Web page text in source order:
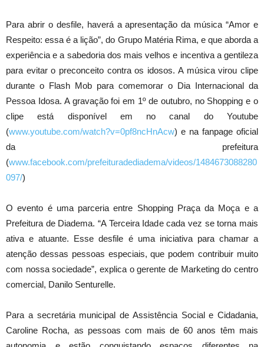
Para abrir o desfile, haverá a apresentação da música “Amor e
Respeito: essa é a lição”, do Grupo Matéria Rima, e que aborda a
experiência e a sabedoria dos mais velhos e incentiva a gentileza
para evitar o preconceito contra os idosos. A música virou clipe
durante o Flash Mob para comemorar o Dia Internacional da
Pessoa Idosa. A gravação foi em 1º de outubro, no Shopping e o
clipe está disponível em no canal do Youtube
(www.youtube.com/watch?v=0pf8ncHnAcw) e na fanpage oficial
da prefeitura
(www.facebook.com/prefeituradediadema/videos/1484673088280
097/)
O evento é uma parceria entre Shopping Praça da Moça e a
Prefeitura de Diadema. “A Terceira Idade cada vez se torna mais
ativa e atuante. Esse desfile é uma iniciativa para chamar a
atenção dessas pessoas especiais, que podem contribuir muito
com nossa sociedade”, explica o gerente de Marketing do centro
comercial, Danilo Senturelle.
Para a secretária municipal de Assistência Social e Cidadania,
Caroline Rocha, as pessoas com mais de 60 anos têm mais